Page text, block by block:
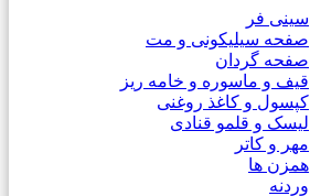
سینی فر
صفحه سیلیکونی و مت
صفحه گردان
قیف و ماسوره و خامه ریز
کپسول و کاغذ روغنی
لیسک و قلمو قنادی
مهر و کاتر
همزن ها
وردنه